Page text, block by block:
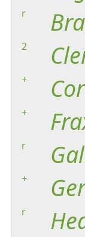
r
2
+
+
r
+
r